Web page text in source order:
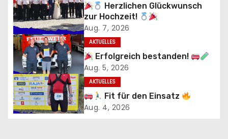
r
a
g
s
n
a
Herzlichen Glückwunsch
zur Hochzeit!
Aug. 7, 2026
AKTUELLES
Erfolgreich bestanden!
Aug. 5, 2026
AKTUELLES
Fit für den Einsatz
Aug. 4, 2026